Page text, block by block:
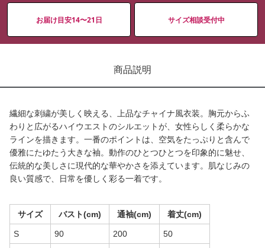
お届け目安14〜21日 サイズ相談受付中
商品説明
繊細な刺繍が美しく映える、上品なチャイナ風衣装。胸元からふ
わりと広がるハイウエストのシルエットが、女性らしく柔らかな
ラインを描きます。一番のポイントは、空気をたっぷりと含んで
優雅にたゆたう大きな袖。動作のひとつひとつを印象的に魅せ、
伝統的な美しさに現代的な華やかさを添えています。肌なじみの
良い質感で、日常を優しく彩る一着です。
サイズ バスト(cm) 通袖(cm) 着丈(cm)
S 90 200 50